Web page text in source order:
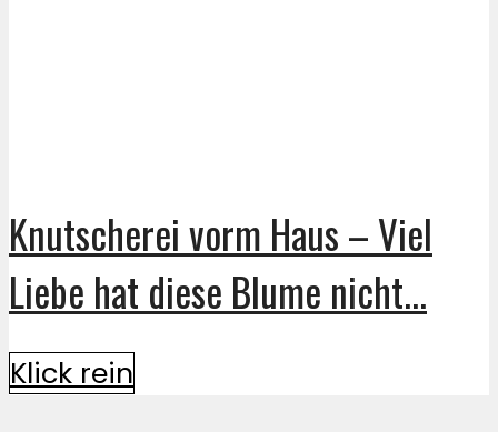
Knutscherei vorm Haus – Viel
Liebe hat diese Blume nicht...
Klick rein